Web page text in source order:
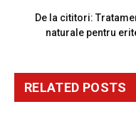
De la cititori:
naturale pentru
RELATED POSTS